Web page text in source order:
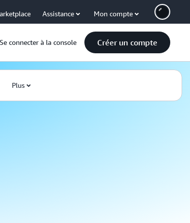
Assistance Mon compte
Se connecter à la console Créer un compte
Plus